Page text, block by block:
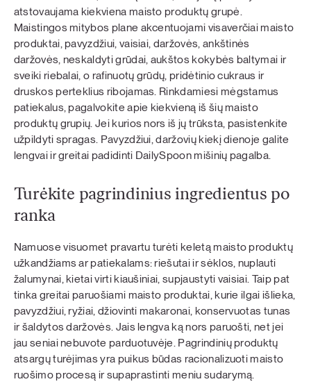
atstovaujama kiekviena maisto produktų grupė.
Maistingos mitybos plane akcentuojami visaverčiai maisto
produktai, pavyzdžiui, vaisiai, daržovės, ankštinės
daržovės, neskaldyti grūdai, aukštos kokybės baltymai ir
sveiki riebalai, o rafinuotų grūdų, pridėtinio cukraus ir
druskos perteklius ribojamas. Rinkdamiesi mėgstamus
patiekalus, pagalvokite apie kiekvieną iš šių maisto
produktų grupių. Jei kurios nors iš jų trūksta, pasistenkite
užpildyti spragas. Pavyzdžiui, daržovių kiekį dienoje galite
lengvai ir greitai padidinti DailySpoon mišinių pagalba.
Turėkite pagrindinius ingredientus po
ranka
Namuose visuomet pravartu turėti keletą maisto produktų
užkandžiams ar patiekalams: riešutai ir sėklos, nuplauti
žalumynai, kietai virti kiaušiniai, supjaustyti vaisiai. Taip pat
tinka greitai paruošiami maisto produktai, kurie ilgai išlieka,
pavyzdžiui, ryžiai, džiovinti makaronai, konservuotas tunas
ir šaldytos daržovės. Jais lengva ką nors paruošti, net jei
jau seniai nebuvote parduotuvėje. Pagrindinių produktų
atsargų turėjimas yra puikus būdas racionalizuoti maisto
ruošimo procesą ir supaprastinti meniu sudarymą.